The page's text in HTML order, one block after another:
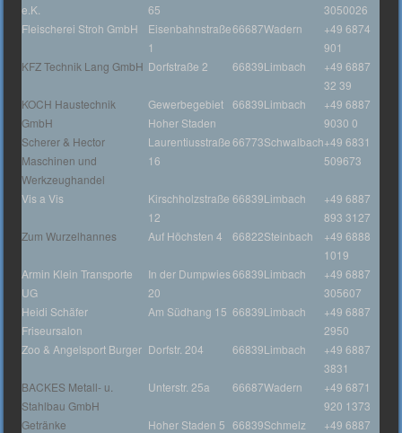
e.K.
65
3050026
Fleischerei Stroh GmbH
Eisenbahnstraße
1
66687Wadern
+49 6874
901
KFZ Technik Lang GmbH Dorfstraße 2 66839Limbach
+49 6887
32 39
KOCH Haustechnik
GmbH
Gewerbegebiet
Hoher Staden
66839Limbach
+49 6887
9030 0
Scherer & Hector
Maschinen und
Werkzeughandel
Laurentiusstraße
16
66773Schwalbach+49 6831
509673
Vis a Vis
Kirschholzstraße
12
66839Limbach
+49 6887
893 3127
Zum Wurzelhannes
Auf Höchsten 4 66822Steinbach
+49 6888
1019
Armin Klein Transporte
UG
In der Dumpwies
20
66839Limbach
+49 6887
305607
Heidi Schäfer
Friseursalon
Am Südhang 15 66839Limbach
+49 6887
2950
Zoo & Angelsport Burger Dorfstr. 204 66839Limbach
+49 6887
3831
BACKES Metall- u.
Stahlbau GmbH
Unterstr. 25a 66687Wadern
+49 6871
920 1373
Getränke
Hoher Staden 5 66839Schmelz
+49 6887